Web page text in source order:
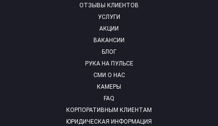
ОТЗЫВЫ КЛИЕНТОВ
УСЛУГИ
АКЦИИ
ВАКАНСИИ
БЛОГ
РУКА НА ПУЛЬСЕ
СМИ О НАС
КАМЕРЫ
FAQ
КОРПОРАТИВНЫМ КЛИЕНТАМ
ЮРИДИЧЕСКАЯ ИНФОРМАЦИЯ